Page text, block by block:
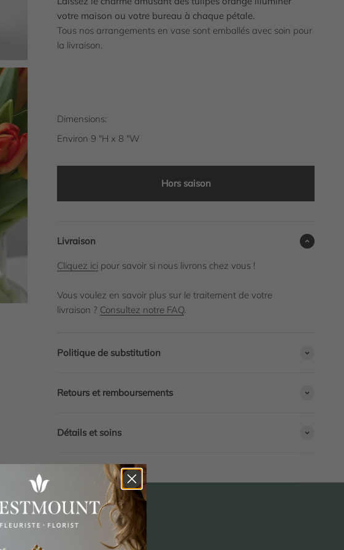
votre maison ou votre bureau à chaque pétale.
Tous nos arrangements en vase sont emballés avec soin pour
la livraison.
Dimensions:
Environ 9 "H x 8 "W
Hors saison
Livraison
Cliquez ici pour savoir si nous livrons chez vous !
Vous voulez en savoir plus sur le traitement de votre
livraison ? Consultez notre FAQ.
Politique de substitution
Retours et remboursements
Détails et soins